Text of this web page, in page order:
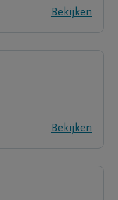
Bekijken
Bekijken